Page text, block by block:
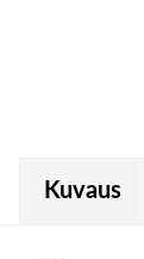
Kuvaus